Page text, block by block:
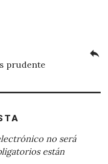
prudente
reply
no será
están